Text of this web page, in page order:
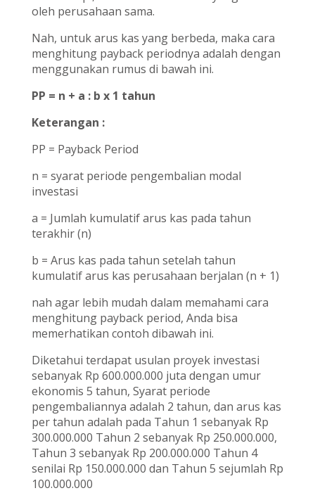
oleh perusahaan sama.
Nah, untuk arus kas yang berbeda, maka cara
menghitung payback periodnya adalah dengan
menggunakan rumus di bawah ini.
PP = n + a : b x 1 tahun
Keterangan :
PP = Payback Period
n = syarat periode pengembalian modal
investasi
a = Jumlah kumulatif arus kas pada tahun
terakhir (n)
b = Arus kas pada tahun setelah tahun
kumulatif arus kas perusahaan berjalan (n + 1)
nah agar lebih mudah dalam memahami cara
menghitung payback period, Anda bisa
memerhatikan contoh dibawah ini.
Diketahui terdapat usulan proyek investasi
sebanyak Rp 600.000.000 juta dengan umur
ekonomis 5 tahun, Syarat periode
pengembaliannya adalah 2 tahun, dan arus kas
per tahun adalah pada Tahun 1 sebanyak Rp
300.000.000 Tahun 2 sebanyak Rp 250.000.000,
Tahun 3 sebanyak Rp 200.000.000 Tahun 4
senilai Rp 150.000.000 dan Tahun 5 sejumlah Rp
100.000.000